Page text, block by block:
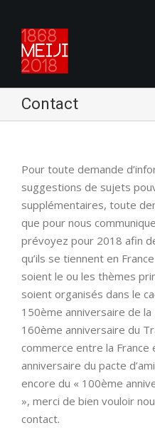
Contact
Pour toute demande
suggestions de sujets
supplémentaires, toute
que pour nous
prévoyez pour 2018 afin
qu’ils se tiennent en
soient le ou les thèmes
soient organisés dans le
150ème anniversaire de
160ème anniversaire du
commerce entre la France
anniversaire du pacte
encore du « 100ème
», merci de bien vouloir
contact.